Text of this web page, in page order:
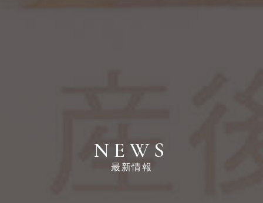
NEWS
最新情報